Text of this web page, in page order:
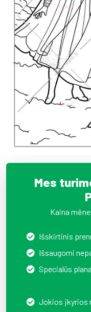
Mes
Kaina
Išskirtinis
Išsaugomi
Specialūs
Jokios įkyrios